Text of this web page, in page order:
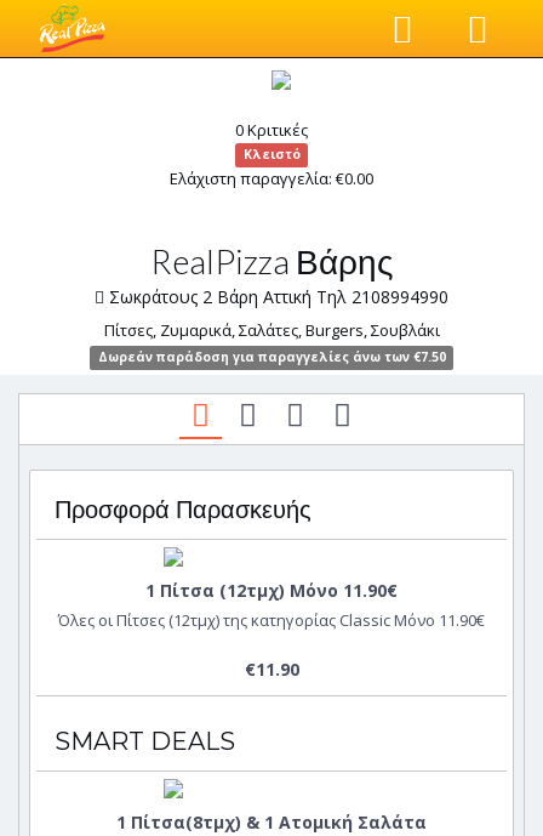
0 Κριτικές
Κλειστό
Ελάχιστη παραγγελία: €0.00
RealPizza Βάρης
Σωκράτους 2 Βάρη Αττική Τηλ 2108994990
Πίτσες, Ζυμαρικά, Σαλάτες, Burgers, Σουβλάκι
Δωρεάν παράδοση για παραγγελίες άνω των €7.50
Προσφορά Παρασκευής
1 Πίτσα (12τμχ) Μόνο 11.90€
Όλες οι Πίτσες (12τμχ) της κατηγορίας Classic Μόνο 11.90€
€11.90
SMART DEALS
1 Πίτσα(8τμχ) & 1 Ατομική Σαλάτα